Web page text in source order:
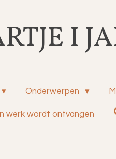
I
Onderwerpen
werk wordt ontvangen